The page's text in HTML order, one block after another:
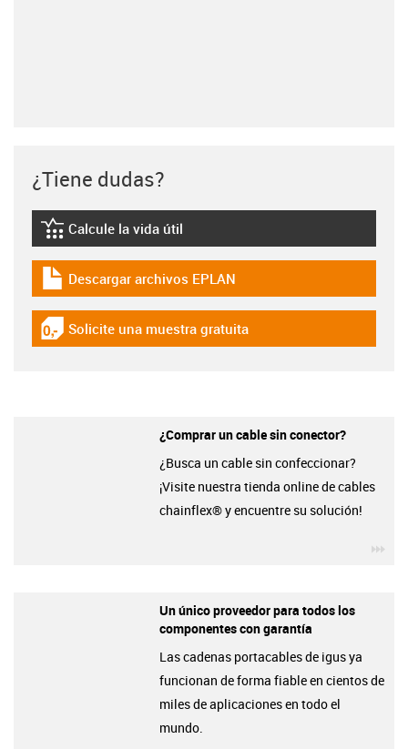
¿Tiene dudas?
igus-icon-lebensdauerrechner
Calcule la vida útil
igus-icon-download-plan
Descargar archivos EPLAN
igus-icon-gratismuster
Solicite una muestra gratuita
¿Comprar un cable sin conector?
¿Busca un cable sin confeccionar?
¡Visite nuestra tienda online de cables
chainflex® y encuentre su solución!
Un único proveedor para todos los
componentes con garantía
Las cadenas portacables de igus ya
funcionan de forma fiable en cientos de
miles de aplicaciones en todo el
mundo.